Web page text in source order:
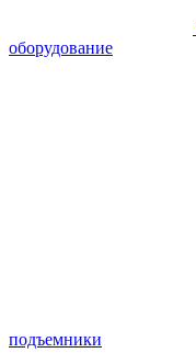
оборудование
подъемники